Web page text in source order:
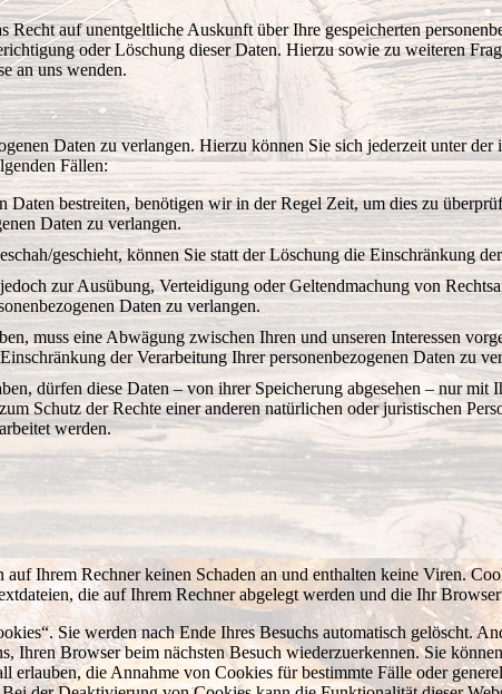
Recht auf unentgeltliche Auskunft über Ihre gespeicherten
oder Löschung dieser Daten. Hierzu sowie zu weiteren
an uns wenden.
Daten zu verlangen. Hierzu können Sie sich jederzeit unter der
Fällen:
Daten bestreiten, benötigen wir in der Regel Zeit, um dies zu
Daten zu verlangen.
geschieht, können Sie statt der Löschung die Einschränkung
zur Ausübung, Verteidigung oder Geltendmachung von
Daten zu verlangen.
muss eine Abwägung zwischen Ihren und unseren Interessen
der Verarbeitung Ihrer personenbezogenen Daten zu
dürfen diese Daten – von ihrer Speicherung abgesehen – nur
Schutz der Rechte einer anderen natürlichen oder juristischen
werden.
Ihrem Rechner keinen Schaden an und enthalten keine Viren.
die auf Ihrem Rechner abgelegt werden und die Ihr
Sie werden nach Ende Ihres Besuchs automatisch gelöscht.
Ihren Browser beim nächsten Besuch wiederzuerkennen. Sie
die Annahme von Cookies für bestimmte Fälle oder